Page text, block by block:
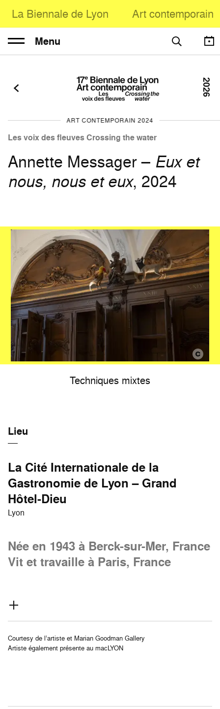
La Biennale de Lyon Art contemporain
Menu
ART CONTEMPORAIN 2024
Les voix des fleuves Crossing the water
Annette Messager – Eux et
nous, nous et eux, 2024
2026
Techniques mixtes
Lieu
La Cité Internationale de la
Gastronomie de Lyon – Grand
Hôtel-Dieu
Lyon
Née en 1943 à Berck-sur-Mer, France
Vit et travaille à Paris, France
Courtesy de l’artiste et Marian Goodman Gallery
Artiste également présente au macLYON